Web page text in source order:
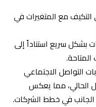
التكيف مع المتغيرات في
بشكل سريع استناداً إلى
التواصل الاجتماعي
الحالي، مما يعكس
الجانب في خطط الشركات.